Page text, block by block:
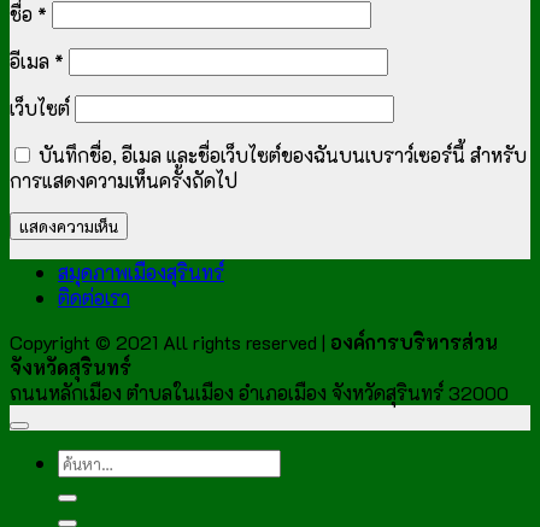
ชื่อ *
อีเมล *
เว็บไซต์
บันทึกชื่อ, อีเมล และชื่อเว็บไซต์ของฉันบนเบราว์เซอร์นี้ สำหรับ
การแสดงความเห็นครั้งถัดไป
สมุดภาพเมืองสุรินทร์
ติดต่อเรา
Copyright © 2021 All rights reserved | องค์การบริหารส่วน
จังหวัดสุรินทร์
ถนนหลักเมือง ตำบลในเมือง อำเภอเมือง จังหวัดสุรินทร์ 32000